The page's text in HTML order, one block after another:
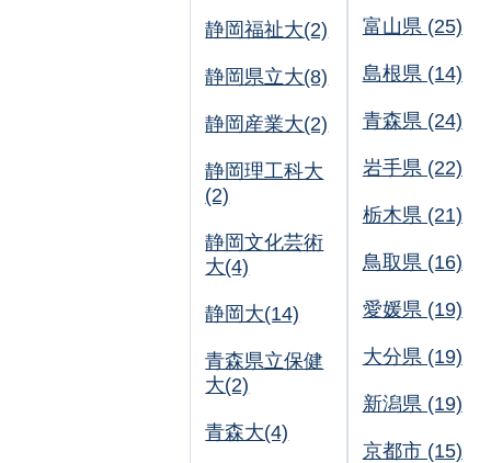
静岡福祉大(2)
静岡県立大(8)
静岡産業大(2)
静岡理工科大
(2)
静岡文化芸術
大(4)
静岡大(14)
青森県立保健
大(2)
青森大(4)
富山県 (25)
島根県 (14)
青森県 (24)
岩手県 (22)
栃木県 (21)
鳥取県 (16)
愛媛県 (19)
大分県 (19)
新潟県 (19)
京都市 (15)